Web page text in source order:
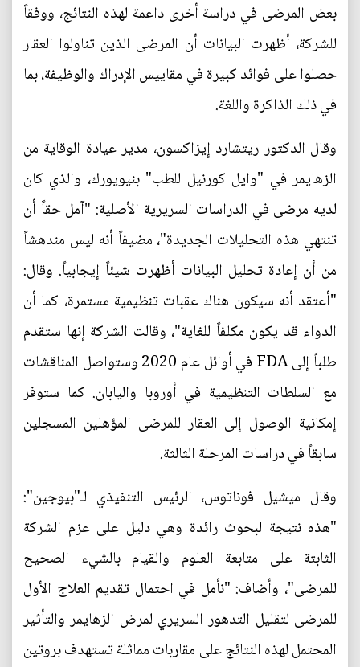
بعض المرضى في دراسة أخرى داعمة لهذه النتائج، ووفقاً
للشركة، أظهرت البيانات أن المرضى الذين تناولوا العقار
حصلوا على فوائد كبيرة في مقاييس الإدراك والوظيفة، بما
في ذلك الذاكرة واللغة.
وقال الدكتور ريتشارد إيزاكسون، مدير عيادة الوقاية من
الزهايمر في "وايل كورنيل للطب" بنيويورك، والذي كان
لديه مرضى في الدراسات السريرية الأصلية: "آمل حقاً أن
تنتهي هذه التحليلات الجديدة"، مضيفاً أنه ليس مندهشاً
من أن إعادة تحليل البيانات أظهرت شيئاً إيجابياً. وقال:
"أعتقد أنه سيكون هناك عقبات تنظيمية مستمرة، كما أن
الدواء قد يكون مكلفاً للغاية"، وقالت الشركة إنها ستقدم
طلباً إلى FDA في أوائل عام 2020 وستواصل المناقشات
مع السلطات التنظيمية في أوروبا واليابان. كما ستوفر
إمكانية الوصول إلى العقار للمرضى المؤهلين المسجلين
سابقاً في دراسات المرحلة الثالثة.
وقال ميشيل فوناتوس، الرئيس التنفيذي لـ"بيوجين":
"هذه نتيجة لبحوث رائدة وهي دليل على عزم الشركة
الثابتة على متابعة العلوم والقيام بالشيء الصحيح
للمرضى"، وأضاف: "نأمل في احتمال تقديم العلاج الأول
للمرضى لتقليل التدهور السريري لمرض الزهايمر والتأثير
المحتمل لهذه النتائج على مقاربات مماثلة تستهدف بروتين